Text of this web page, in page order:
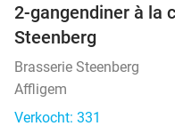
2-gangendiner à la
Steenberg
Brasserie Steenberg
Affligem
Verkocht: 331